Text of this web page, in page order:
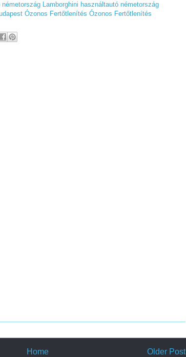
németország Lamborghini használtautó németország
Ózonos Fertőtlenítés Ózonos Fertőtlenítés
Older Post
Home